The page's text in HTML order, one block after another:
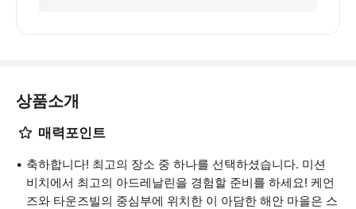
상품소개
매력포인트
축하합니다! 최고의 장소 중 하나를 선택하셨습니다. 미션
비치에서 최고의 아드레날린을 경험할 준비를 하세요! 케언
즈와 타운즈빌의 중심부에 위치한 이 아담한 해안 마을은 스